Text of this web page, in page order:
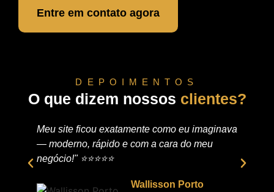
Entre em contato agora
DEPOIMENTOS
O que dizem nossos clientes?
Meu site ficou exatamente como eu imaginava
— moderno, rápido e com a cara do meu
negócio!" ⭐️⭐️⭐️⭐️⭐️
Wallisson Porto